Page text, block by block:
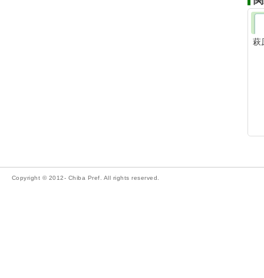
萩
Copyright © 2012- Chiba Pref. All rights reserved.